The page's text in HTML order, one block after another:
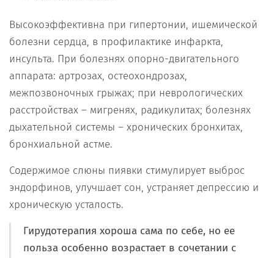
Высокоэффективна при гипертонии, ишемической
болезни сердца, в профилактике инфаркта,
инсульта. При болезнях опорно-двигательного
аппарата: артрозах, остеохондрозах,
межпозвоночных грыжах; при неврологических
расстройствах – мигренях, радикулитах; болезнях
дыхательной системы – хронических бронхитах,
бронхиальной астме.
Содержимое слюны пиявки стимулирует выброс
эндорфинов, улучшает сон, устраняет депрессию и
хроническую усталость.
Гирудотерапия хороша сама по себе, но ее
польза особенно возрастает в сочетании с